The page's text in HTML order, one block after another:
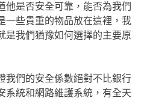
他是否安全可靠，能否為我們
一些貴重的物品放在這裡，我
是我們猶豫如何選擇的主要原
我們的安全係數絕對不比銀行
系統和網路維護系統，有全天